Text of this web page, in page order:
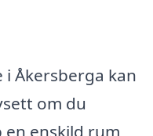
Åkersberga kan
om du
enskild rum